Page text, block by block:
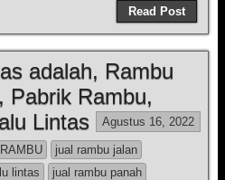
Read Post
adalah, Rambu
Pabrik Rambu,
Lintas
Agustus 16, 2022
jual rambu jalan
lintas
jual rambu panah